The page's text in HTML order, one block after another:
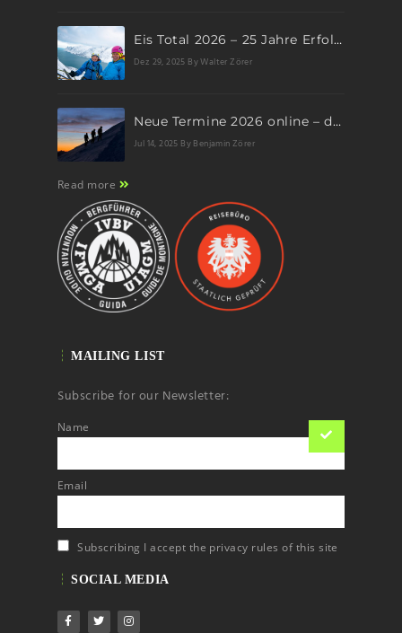
Eis Total 2026 – 25 Jahre Erfolgsgeschichte im steilen Eis
Dez 29, 2025 By Walter Zörer
Neue Termine 2026 online – dein nächstes Abenteuer wartet!
Jul 14, 2025 By Benjamin Zörer
Read more
MAILING LIST
Subscribe for our Newsletter:
Name
Email
Subscribing I accept the privacy rules of this site
SOCIAL MEDIA